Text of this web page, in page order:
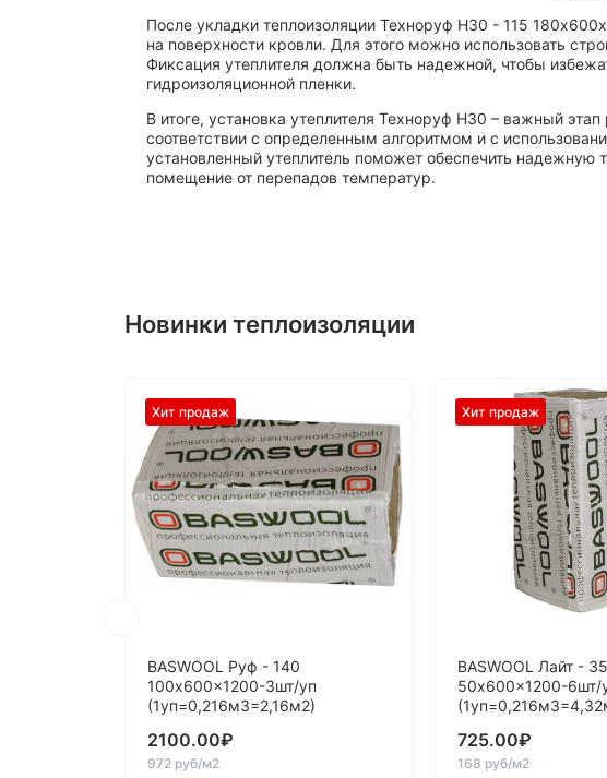
После укладки теплоизоляции Техноруф Н30 - 115
на поверхности кровли. Для этого можно использовать
Фиксация утеплителя должна быть надежной, чтобы
гидроизоляционной пленки.
В итоге, установка утеплителя Техноруф Н30 – важный
соответствии с определенным алгоритмом и с
установленный утеплитель поможет обеспечить надежную
помещение от перепадов температур.
Новинки теплоизоляции
Хит продаж
BASWOOL Руф - 140
100x600x1200-3шт/уп
(1уп=0,216м3=2,16м2)
2100.00₽
972 руб/м2
Хит продаж
BASWOOL Лайт - 35
50x600x1200-6шт/
725.00₽
168 руб/м2